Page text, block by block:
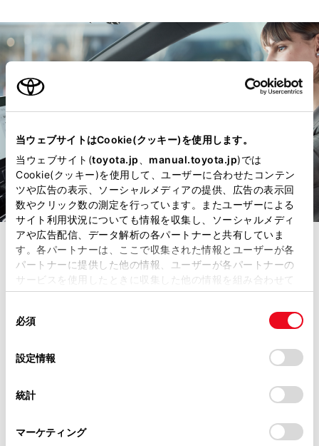
当ウェブサイトはCookie(クッキー)を使用します。
当ウェブサイト(toyota.jp manual.toyota.jp)では
Cookie(クッキー)を使用して、ユーザーに合わせたコンテン
ツや広告の表示、ソーシャルメディアの提供、広告の表示回
数やクリック数の測定を行っています。またユーザーによる
サイト利用状況についても情報を収集し、ソーシャルメディ
アや広告配信、データ解析の各パートナーと共有していま
す。各パートナーは、ここで収集された情報とユーザーが各
パートナーに提供した他の情報、ユーザーが各パートナーの
サービスを使用したときに収集した他の情報を組み合わせて
使用することがあります。当ウェブサイトの使用を続行する
デバイスにすべてのCookie(クッキー)が保存されることに同
意したことになります。Cookie(クッキー)のオプトアウト、
設定の変更、同意を撤回したりするにあたっては、当社の
「Cookie（クッキー）情報の取り扱いについて
」をご覧くだ
必須
設定情報
統計
マーケティング
コネクティッド
クルマとつながる快
適を。
でも。
クルマと情報をつなぐコネクティッ